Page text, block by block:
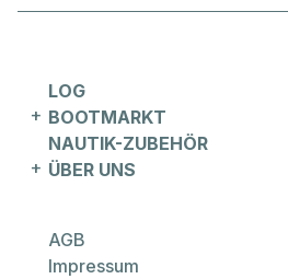
LOG
BOOTMARKT
NAUTIK-ZUBEHÖR
ÜBER UNS
AGB
Impressum